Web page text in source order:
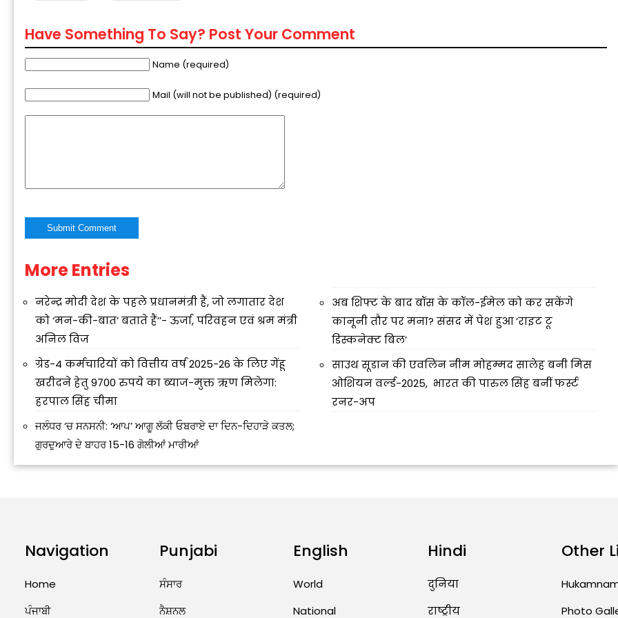
Have Something To Say? Post Your Comment
Name (required)
Mail (will not be published) (required)
Alternative:
More Entries
नरेन्द्र मोदी देश के पहले प्रधानमंत्री हैं, जो लगातार देश
को ‘मन-की-बात’ बताते हैं’’- ऊर्जा, परिवहन एवं श्रम मंत्री
अनिल विज
ग्रेड-4 कर्मचारियों को वित्तीय वर्ष 2025-26 के लिए गेंहू
खरीदने हेतु 9700 रुपये का ब्याज-मुक्त ऋण मिलेगा:
हरपाल सिंह चीमा
ਜਲੰਧਰ ‘ਚ ਸਨਸਨੀ: ‘ਆਪ’ ਆਗੂ ਲੱਕੀ ਓਬਰਾਏ ਦਾ ਦਿਨ-ਦਿਹਾੜੇ ਕਤਲ;
ਗੁਰਦੁਆਰੇ ਦੇ ਬਾਹਰ 15-16 ਗੋਲੀਆਂ ਮਾਰੀਆਂ
अब शिफ्ट के बाद बॉस के कॉल-ईमेल को कर सकेंगे
कानूनी तौर पर मना? संसद में पेश हुआ ‘राइट टू
डिस्कनेक्ट बिल’
साउथ सूडान की एवलिन नीम मोहम्मद सालेह बनी मिस
ओशियन वर्ल्ड-2025, भारत की पारुल सिंह बनीं फर्स्ट
रनर-अप
Navigation
Home
ਪੰਜਾਬੀ
Punjabi
ਸੰਸਾਰ
ਨੈਸ਼ਨਲ
English
World
National
Hindi
दुनिया
राष्ट्रीय
Other
Photo